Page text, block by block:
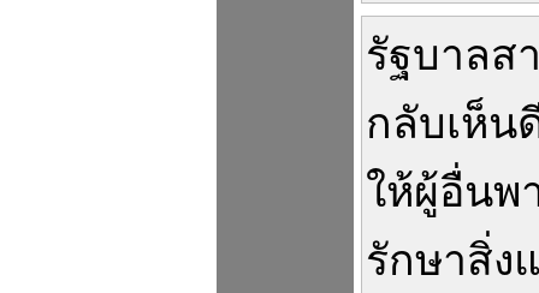
รัฐบาลส
กลับเห็น
ให้ผู้อื่นพ
รักษาสิ่ง